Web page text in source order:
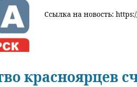
Ссылка на новость:
красноярцев